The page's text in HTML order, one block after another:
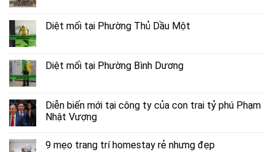
Diệt mối tại Phường Thủ Dầu Một
Diệt mối tại Phường Bình Dương
Diễn biến mới tại công ty của con trai tỷ phú Phạm
Nhật Vượng
9 mẹo trang trí homestay rẻ nhưng đẹp